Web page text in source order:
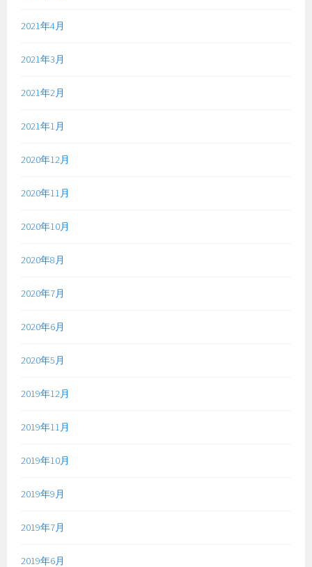
2021年4月
2021年3月
2021年2月
2021年1月
2020年12月
2020年11月
2020年10月
2020年8月
2020年7月
2020年6月
2020年5月
2019年12月
2019年11月
2019年10月
2019年9月
2019年7月
2019年6月